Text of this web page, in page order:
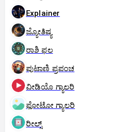
Explainer
ಜ್ಯೋತಿಷ್ಯ
ರಾಶಿ ಫಲ
ಪುಟಾಣಿ ಪ್ರಪಂಚ
ವೀಡಿಯೊ ಗ್ಯಾಲರಿ
ಫೋಟೋ ಗ್ಯಾಲರಿ
ರೀಲ್ಸ್